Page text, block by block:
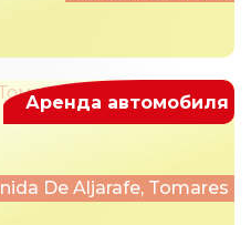
De Aljarafe, Tomares
Аренда автомобиля